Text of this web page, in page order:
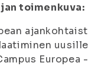
toimenkuva: